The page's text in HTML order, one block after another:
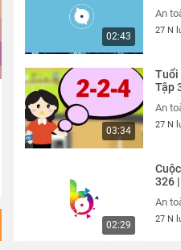
02:43
An
27 N
03:34
Tuổi
Tập
An
27 N
02:29
326
An
27 N